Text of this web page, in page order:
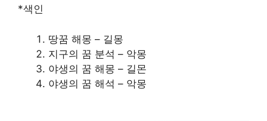
*색인
땅꿈 해몽 – 길몽
지구의 꿈 분석 – 악몽
야생의 꿈 해몽 – 길몬
야생의 꿈 해석 – 악몽